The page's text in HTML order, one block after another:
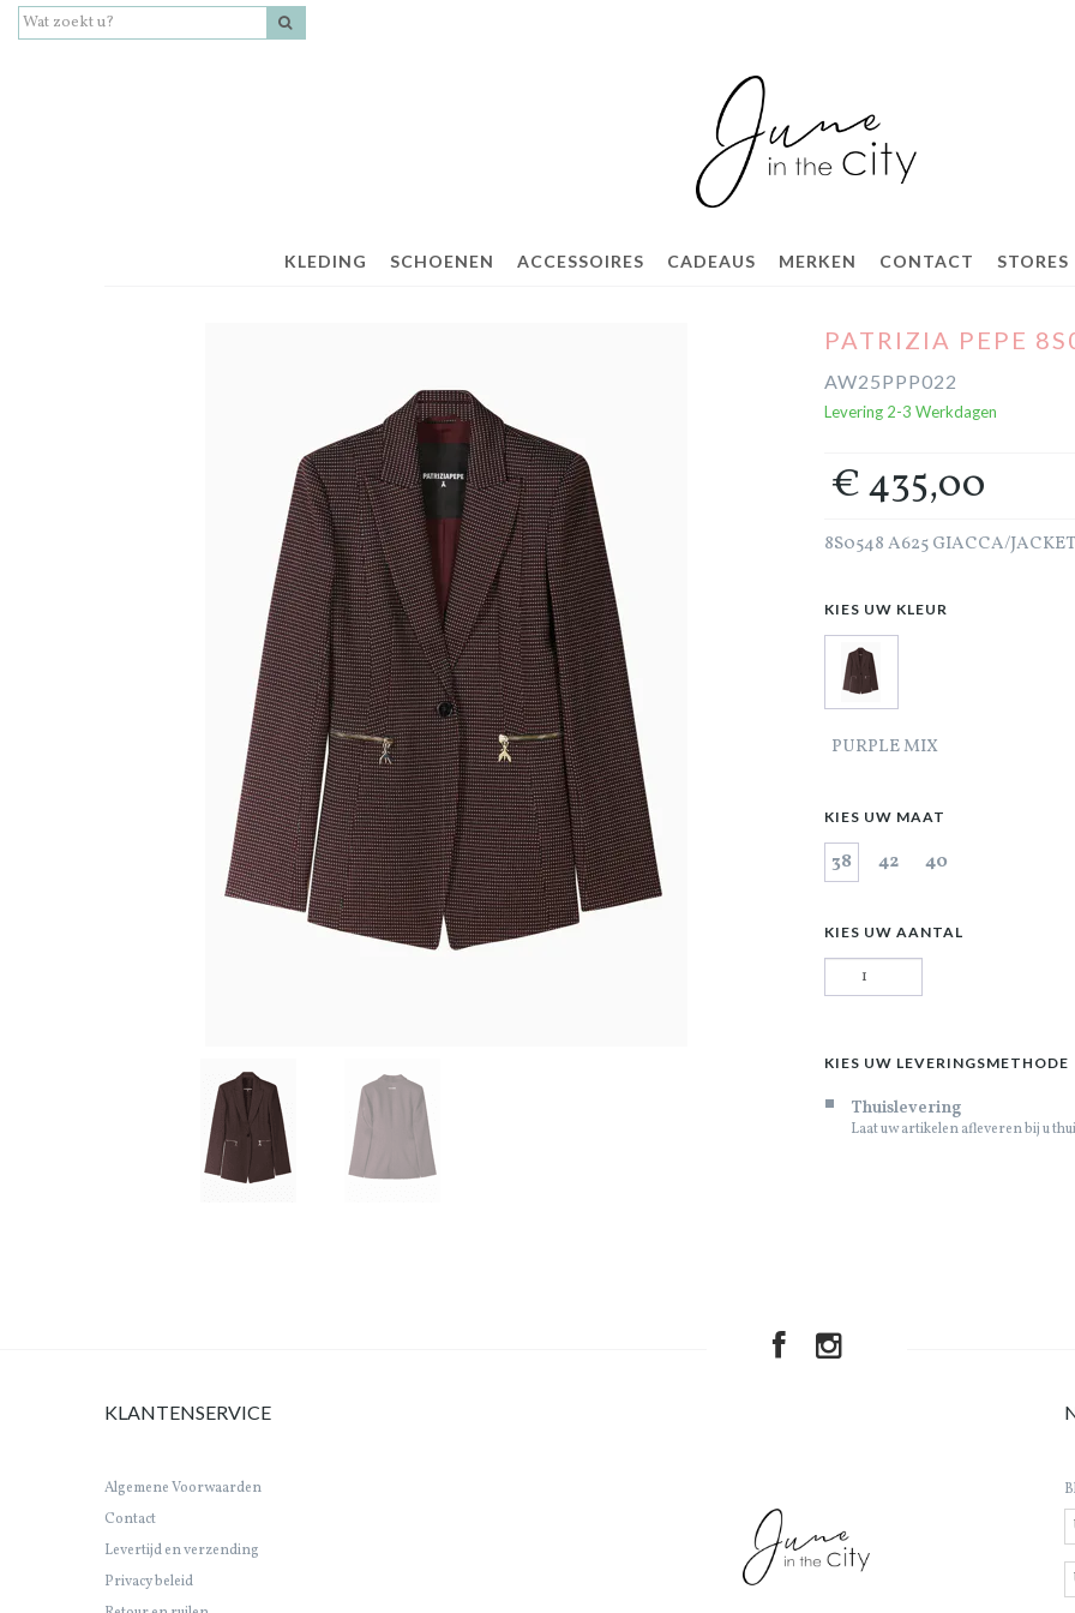
KLEDING SCHOENEN ACCESSOIRES CADEAUS MERKEN CONTACT STORES
PATRIZIA PEPE
AW25PPP022
Levering 2-3 Werkdagen
€ 435,00
8S0548 A625 GIACCA/
KIES UW KLEUR
PURPLE MIX
KIES UW MAAT
38 42 40
KIES UW AANTAL
KIES UW LEVERINGSMETHODE
Thuislevering
Laat uw artikelen afleveren bij u
KLANTENSERVICE
Algemene Voorwaarden
Contact
Levertijd en verzending
Privacy beleid